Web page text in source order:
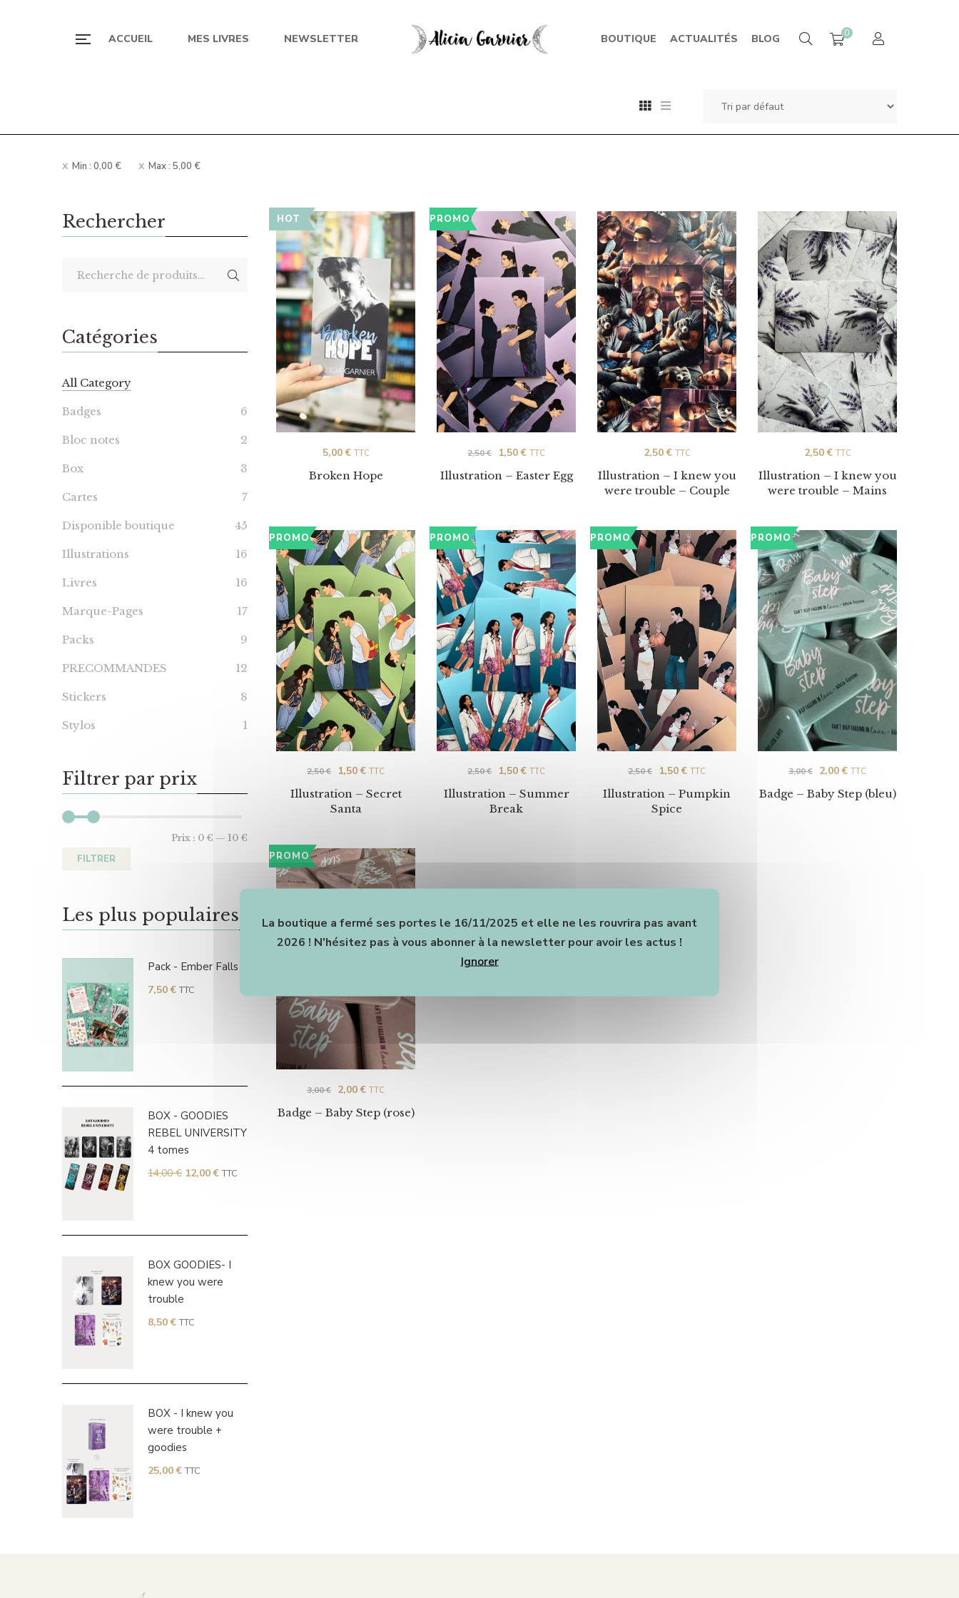
ACCUEIL MES LIVRES NEWSLETTER BOUTIQUE ACTUALITÉS BLOG 0
Min : 0,00 € Max : 5,00 €
HOT
Broken Hope
5,00€ TTC
PROMO
Illustration – Easter Egg
2,50€ 1,50€ TTC
Illustration – I knew you
were trouble – Couple
2,50€ TTC
Illustration – I knew you
were trouble – Mains
2,50€ TTC
PROMO
Illustration – Secret
Santa
2,50€ 1,50€ TTC
PROMO
Illustration – Summer
Break
2,50€ 1,50€ TTC
PROMO
Illustration – Pumpkin
Spice
2,50€ 1,50€ TTC
PROMO
Badge – Baby Step (bleu)
3,00€ 2,00€ TTC
PROMO
Badge – Baby Step (rose)
3,00€ 2,00€ TTC
Rechercher
Catégories
All Category
Badges 6
Bloc notes 2
Box 3
Cartes 7
Disponible boutique 45
Illustrations 16
Livres 16
Marque-Pages 17
Packs 9
PRECOMMANDES 12
Stickers 8
Stylos 1
Filtrer par prix
FILTRER
Prix : 0 € — 10 €
Les plus populaires
Pack - Ember Falls
7,50€ TTC
BOX - GOODIES
REBEL UNIVERSITY
4 tomes
14,00€ 12,00€ TTC
BOX GOODIES- I
knew you were
trouble
8,50€ TTC
BOX - I knew you
were trouble +
goodies
25,00€ TTC
La boutique a fermé ses portes le 16/11/2025 et elle ne les rouvrira pas avant
2026 ! N'hésitez pas à vous abonner à la newsletter pour avoir les actus !
Ignorer